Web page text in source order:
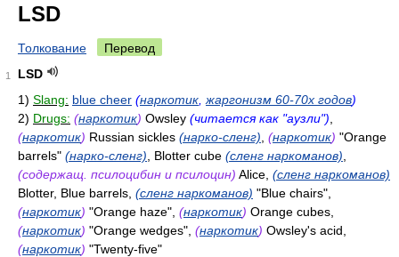
LSD
Толкование Перевод
1
LSD
1) Slang: blue cheer (наркотик жаргонизм 60-70х годов)
2) Drugs: (наркотик) Owsley (читается как "аузли")
(наркотик) Russian sickles (нарко-сленг) (наркотик) "Orange
barrels" (нарко-сленг) , Blotter cube (сленг наркоманов)
(содержащ. псилоцибин и псилоцин) Alice, (сленг наркоманов)
Blotter, Blue barrels, (сленг наркоманов) "Blue chairs",
(наркотик) "Orange haze", (наркотик) Orange cubes,
(наркотик) "Orange wedges", (наркотик) Owsley's acid,
(наркотик) "Twenty-five"